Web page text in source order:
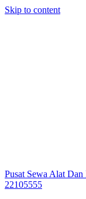
Skip to content
Pusat Sewa Alat
22105555